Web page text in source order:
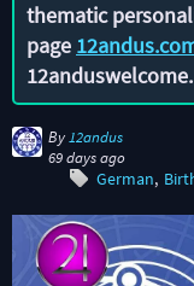
thematic
page
12anduswelcome.
By 12andus
69 days ago
German